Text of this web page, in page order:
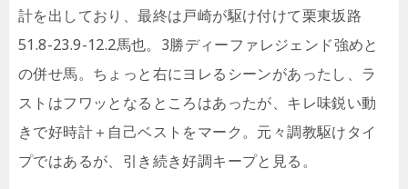
計を出しており、最終は戸崎が駆け付けて栗東坂路
51.8-23.9-12.2馬也。3勝ディーファレジェンド強めと
の併せ馬。ちょっと右にヨレるシーンがあったし、ラ
ストはフワッとなるところはあったが、キレ味鋭い動
きで好時計＋自己ベストをマーク。元々調教駆けタイ
プではあるが、引き続き好調キープと見る。